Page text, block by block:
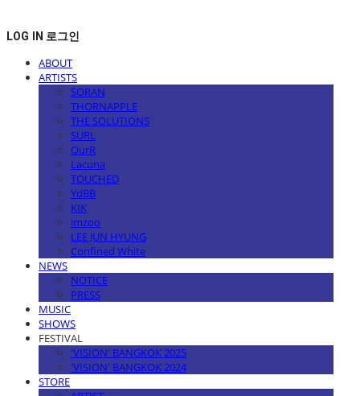
LOG IN 로그인
ABOUT
ARTISTS
SORAN
THORNAPPLE
THE SOLUTIONS
SURL
OurR
Lacuna
TOUCHED
YdBB
KIK
imzoo
LEE JUN HYUNG
Confined White
NEWS
NOTICE
PRESS
MUSIC
SHOWS
FESTIVAL
'VISION' BANGKOK 2025
'VISION' BANGKOK 2024
STORE